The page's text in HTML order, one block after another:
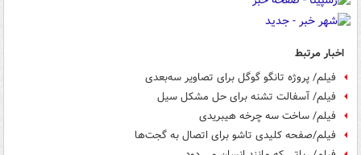
اخبار مرتبط
فیلم/ پروژه تانگو گوگل برای تصاویر سه‌بعدی
فیلم/ آسفالت تشنه برای حل مشکل سیل
فیلم/ ساخت سه چرخه هیبریدی
فیلم/صفحه کلیدی تاشو برای اتصال به گجت‌ها